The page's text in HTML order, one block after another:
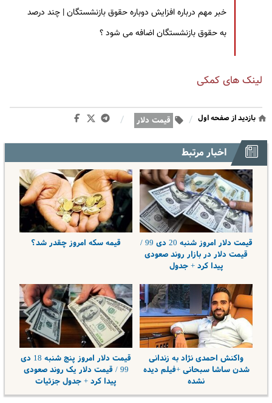
خبر مهم درباره افزایش دوباره حقوق بازنشستگان | چند درصد
به حقوق بازنشستگان اضافه می شود ؟
لینک های کمکی
بازدید از صفحه اول / قیمت دلار /
اخبار مرتبط
قیمت دلار امروز شنبه 20 دی 99 /
قیمت دلار در بازار روند صعودی
پیدا کرد + جدول
قیمه سکه امروز چقدر شد؟
واکنش احمدی نژاد به زندانی
شدن ساشا سبحانی +فیلم دیده
نشده
قیمت دلار امروز پنج شنبه 18 دی
99 / قیمت دلار یک روند صعودی
پیدا کرد + جدول جزئیات